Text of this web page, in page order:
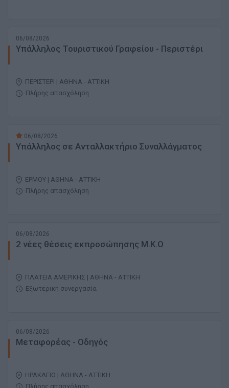
06/08/2026
Υπάλληλος Τουριστικού Γραφείου - Περιστέρι
ΠΕΡΙΣΤΕΡΙ | ΑΘΗΝΑ - ΑΤΤΙΚΗ
Πλήρης απασχόληση
06/08/2026
Υπάλληλος σε Ανταλλακτήριο Συναλλάγματος
ΕΡΜΟΥ | ΑΘΗΝΑ - ΑΤΤΙΚΗ
Πλήρης απασχόληση
06/08/2026
2 νέες θέσεις εκπροσώπησης Μ.Κ.Ο
ΠΛΑΤΕΙΑ ΑΜΕΡΙΚΗΣ | ΑΘΗΝΑ - ΑΤΤΙΚΗ
Εξωτερική συνεργασία
06/08/2026
Μεταφορέας - Οδηγός
ΗΡΑΚΛΕΙΟ | ΑΘΗΝΑ - ΑΤΤΙΚΗ
Πλήρης απασχόληση